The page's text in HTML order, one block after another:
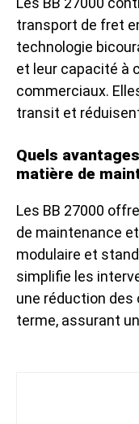
transport de fret
technologie
et leur capacité à
commerciaux.
transit et
Quels
matière de
Les BB 27000
de maintenance
modulaire et
simplifie les
une réduction des
terme, assurant